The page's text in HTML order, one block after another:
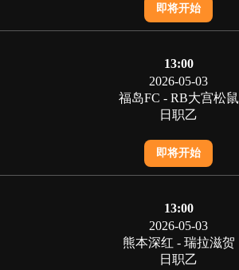
即将开始
13:00
2026-05-03
福岛FC - RB大宫松鼠
日职乙
即将开始
13:00
2026-05-03
熊本深红 - 瑞拉滋贺
日职乙